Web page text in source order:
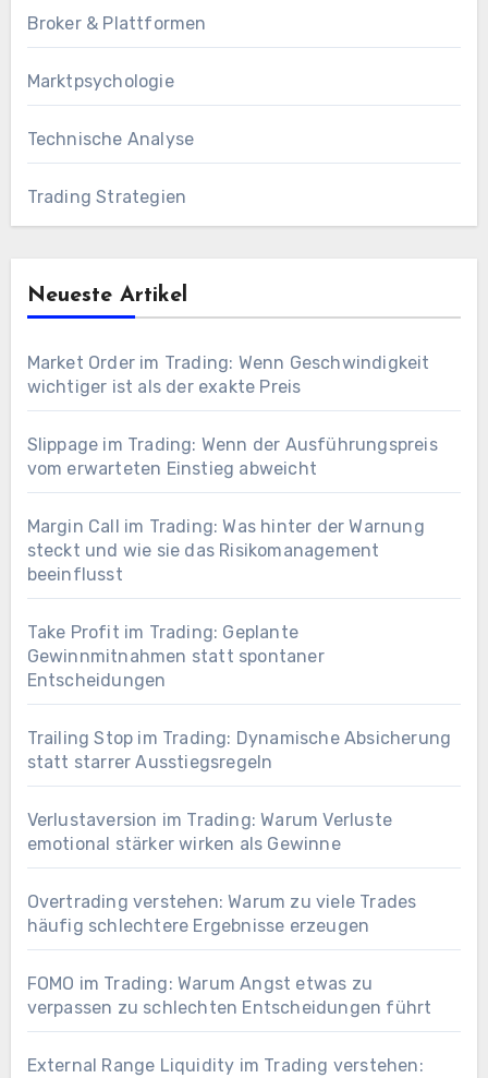
Broker & Plattformen
Marktpsychologie
Technische Analyse
Trading Strategien
Neueste Artikel
Market Order im Trading: Wenn Geschwindigkeit
wichtiger ist als der exakte Preis
Slippage im Trading: Wenn der Ausführungspreis
vom erwarteten Einstieg abweicht
Margin Call im Trading: Was hinter der Warnung
steckt und wie sie das Risikomanagement
beeinflusst
Take Profit im Trading: Geplante
Gewinnmitnahmen statt spontaner
Entscheidungen
Trailing Stop im Trading: Dynamische Absicherung
statt starrer Ausstiegsregeln
Verlustaversion im Trading: Warum Verluste
emotional stärker wirken als Gewinne
Overtrading verstehen: Warum zu viele Trades
häufig schlechtere Ergebnisse erzeugen
FOMO im Trading: Warum Angst etwas zu
verpassen zu schlechten Entscheidungen führt
External Range Liquidity im Trading verstehen: